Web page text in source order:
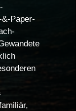
Paper-